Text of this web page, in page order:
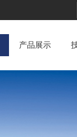
产品展示